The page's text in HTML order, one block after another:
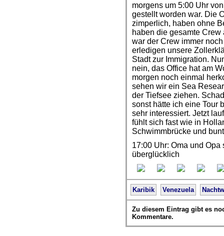
morgens um 5:00 Uhr
gestellt worden war. Die
zimperlich, haben ohne
haben die gesamte
war der Crew immer
erledigen unsere
Stadt zur Immigration.
nein, das Office hat am
morgen noch einmal
sehen wir ein Sea
der Tiefsee ziehen.
sonst hätte ich eine Tour
sehr interessiert. Jetzt
fühlt sich fast wie in
Schwimmbrücke und
17:00 Uhr: Oma und
überglücklich
Karibik Venezuela
Zu diesem Eintrag gibt es
Kommentare.